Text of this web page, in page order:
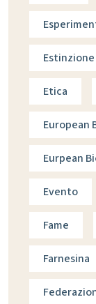
Estinzione
Etica
European
Eurpean
Evento
Fame
Farnesina